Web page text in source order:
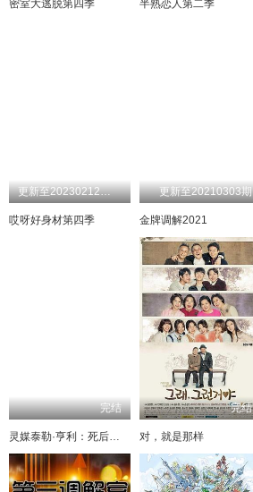
密室大逃脱第四季 半熟恋人第二季
更新至20230212第9期
哎呀好身材第四季
更新至20210303期
金牌调解2021
完结 完结
对，就是那样